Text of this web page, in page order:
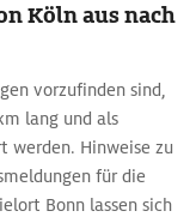
Köln aus nach
vorzufinden sind,
lang und als
werden. Hinweise zu
für die
Bonn lassen sich